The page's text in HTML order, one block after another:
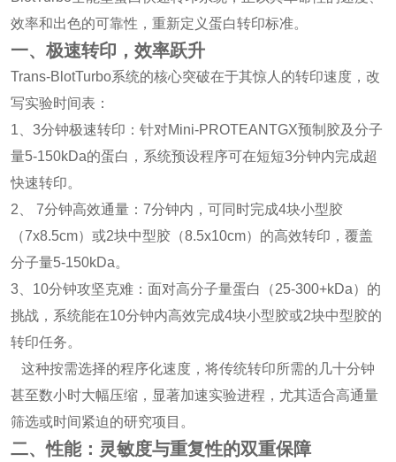
效率和出色的可靠性，重新定义蛋白转印标准。
一、极速转印，效率跃升
Trans-BlotTurbo系统的核心突破在于其惊人的转印速度， 改
写实验时间表：
1、3分钟极速转印：针对Mini-PROTEANTGX预制胶及分子
量5-150kDa的蛋白，系统预设程序可在短短3分钟内完成超
快速转印。
2、 7分钟高效通量：7分钟内，可同时完成4块小型胶
（7x8.5cm）或2块中型胶（8.5x10cm）的高效转印，覆盖
分子量5-150kDa。
3、10分钟攻坚克难：面对高分子量蛋白（25-300+kDa）的
挑战，系统能在10分钟内高效完成4块小型胶或2块中型胶的
转印任务。
这种按需选择的程序化速度，将传统转印所需的几十分钟
甚至数小时大幅压缩，显著加速实验进程，尤其适合高通量
筛选或时间紧迫的研究项目。
二、性能：灵敏度与重复性的双重保障